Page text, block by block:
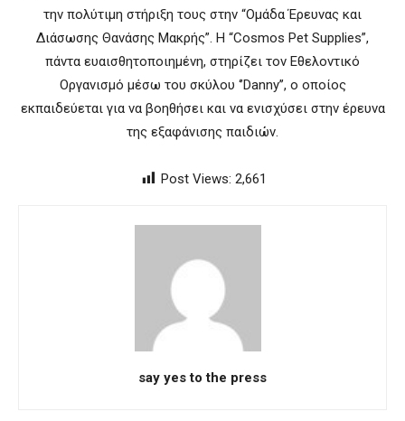
την πολύτιμη στήριξη τους στην “Ομάδα Έρευνας και
Διάσωσης Θανάσης Μακρής”. Η “Cosmos Pet Supplies”,
πάντα ευαισθητοποιημένη, στηρίζει τον Εθελοντικό
Οργανισμό μέσω του σκύλου ‘’Danny’’, o οποίος
εκπαιδεύεται για να βοηθήσει και να ενισχύσει στην έρευνα
της εξαφάνισης παιδιών.
Post Views: 2,661
say yes to the press